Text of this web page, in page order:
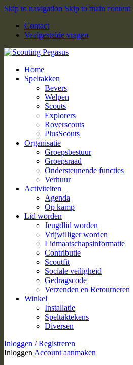
Skip to navigation Skip to main content
Contact
Veelgestelde vragen
Home
Speltakken
Bevers
Welpen
Scouts
Explorers
Roverscouts
PlusScouts
Organisatie
Groepsbestuur
Groepsraad
Ondersteunende functies
Verhuur
Activiteiten
Agenda
Op kamp
Lid worden
Jeugdlid worden
Vrijwilliger worden
Lidmaatschapsinformatie
Contributie
Scoutfit
Sociale veiligheid
Gedragscode
Verzenden en Retourneren
Winkel
Installatie
Speltaktekens
Diversen
Inloggen / Registreren
Inloggen Account aanmaken